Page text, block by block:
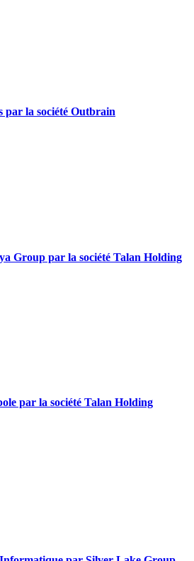
par la société Outbrain
Group par la société Talan Holding
par la société Talan Holding